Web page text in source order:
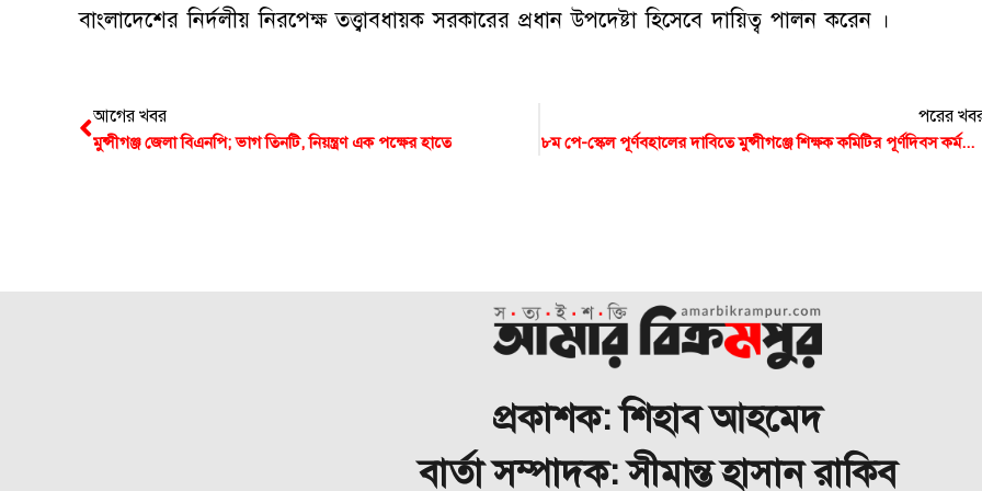
বাংলাদেশের নির্দলীয় নিরপেক্ষ তত্ত্বাবধায়ক সরকারের প্রধান উপদেষ্টা হিসেবে দায়িত্ব পালন করেন ।
আগের খবর
মুন্সীগঞ্জ জেলা বিএনপি; ভাগ তিনটি, নিয়ন্ত্রণ এক পক্ষের হাতে
পরের
৮ম পে-স্কেল পূর্ণবহালের দাবিতে মুন্সীগঞ্জে শিক্ষক কমিটির পূর্ণদিবস কর্মবিরতি
প্রকাশক: শিহাব আহমেদ
বার্তা সম্পাদক: সীমান্ত হাসান রাকিব